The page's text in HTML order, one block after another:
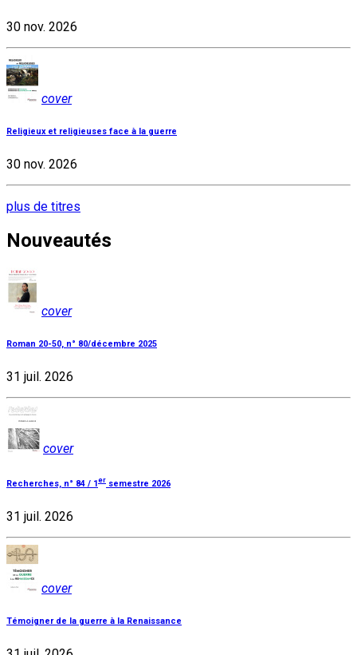
30 nov. 2026
cover
Religieux et religieuses face à la guerre
30 nov. 2026
plus de titres
Nouveautés
cover
Roman 20-50, n° 80/décembre 2025
31 juil. 2026
cover
Recherches, n° 84 / 1er semestre 2026
31 juil. 2026
cover
Témoigner de la guerre à la Renaissance